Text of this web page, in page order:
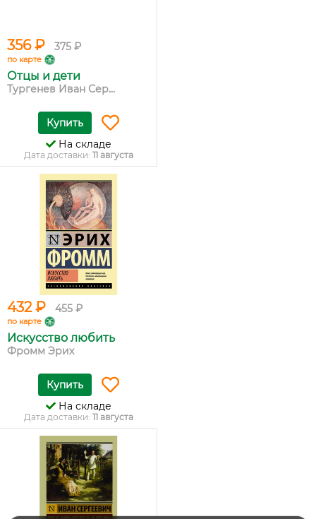
356 ₽ 375 ₽
по карте
Отцы и дети
Тургенев Иван Сер...
Купить
На складе
Дата доставки: 11 августа
432 ₽ 455 ₽
по карте
Искусство любить
Фромм Эрих
Купить
На складе
Дата доставки: 11 августа